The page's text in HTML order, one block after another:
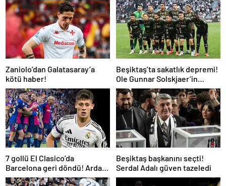
Zaniolo’dan Galatasaray’a
kötü haber!
Beşiktaş’ta sakatlık depremi!
Ole Gunnar Solskjaer’in
tepkisi dikkat çekti
7 gollü El Clasico’da
Barcelona geri döndü! Arda
oynadı, Mbappe yetmedi
Beşiktaş başkanını seçti!
Serdal Adalı güven tazeledi